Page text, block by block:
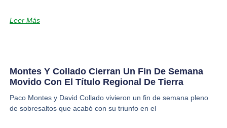
Leer Más
Montes Y Collado Cierran Un Fin De Semana
Movido Con El Título Regional De Tierra
Paco Montes y David Collado vivieron un fin de semana pleno
de sobresaltos que acabó con su triunfo en el